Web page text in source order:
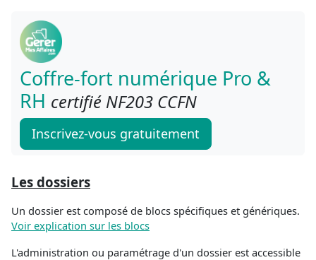
Coffre-fort numérique Pro &
RH certifié NF203 CCFN
Inscrivez-vous gratuitement
Les dossiers
Un dossier est composé de blocs spécifiques et génériques.
Voir explication sur les blocs
L'administration ou paramétrage d'un dossier est accessible